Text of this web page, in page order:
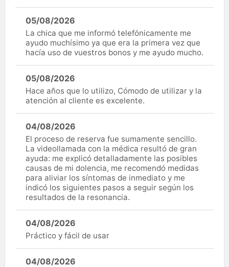
05/08/2026
La chica que me informó telefónicamente me
ayudo muchísimo ya que era la primera vez que
hacía uso de vuestros bonos y me ayudo mucho.
05/08/2026
Hace años que lo utilizo, Cómodo de utilizar y la
atención al cliente es excelente.
04/08/2026
El proceso de reserva fue sumamente sencillo.
La videollamada con la médica resultó de gran
ayuda: me explicó detalladamente las posibles
causas de mi dolencia, me recomendó medidas
para aliviar los síntomas de inmediato y me
indicó los siguientes pasos a seguir según los
resultados de la resonancia.
04/08/2026
Práctico y fácil de usar
04/08/2026